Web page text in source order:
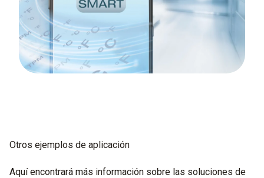
Otros ejemplos de aplicación
Aquí encontrará más información sobre las soluciones de